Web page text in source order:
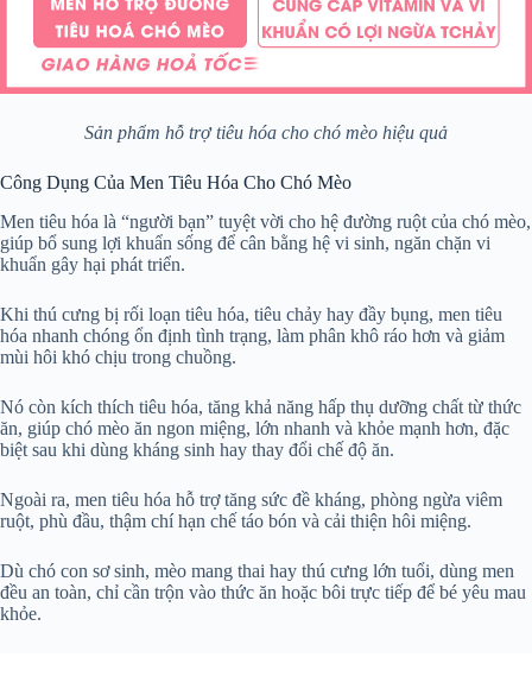
Sản phẩm hỗ trợ tiêu hóa cho chó mèo hiệu quả
Công Dụng Của Men Tiêu Hóa Cho Chó Mèo
Men tiêu hóa là “người bạn” tuyệt vời cho hệ đường ruột của chó mèo,
giúp bổ sung lợi khuẩn sống để cân bằng hệ vi sinh, ngăn chặn vi
khuẩn gây hại phát triển.
Khi thú cưng bị rối loạn tiêu hóa, tiêu chảy hay đầy bụng, men tiêu
hóa nhanh chóng ổn định tình trạng, làm phân khô ráo hơn và giảm
mùi hôi khó chịu trong chuồng.
Nó còn kích thích tiêu hóa, tăng khả năng hấp thụ dưỡng chất từ thức
ăn, giúp chó mèo ăn ngon miệng, lớn nhanh và khỏe mạnh hơn, đặc
biệt sau khi dùng kháng sinh hay thay đổi chế độ ăn.
Ngoài ra, men tiêu hóa hỗ trợ tăng sức đề kháng, phòng ngừa viêm
ruột, phù đầu, thậm chí hạn chế táo bón và cải thiện hôi miệng.
Dù chó con sơ sinh, mèo mang thai hay thú cưng lớn tuổi, dùng men
đều an toàn, chỉ cần trộn vào thức ăn hoặc bôi trực tiếp để bé yêu mau
khỏe.